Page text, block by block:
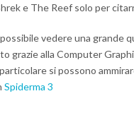
e The Reef solo per
vedere una grande
grazie alla Computer
si possono
Spiderma 3